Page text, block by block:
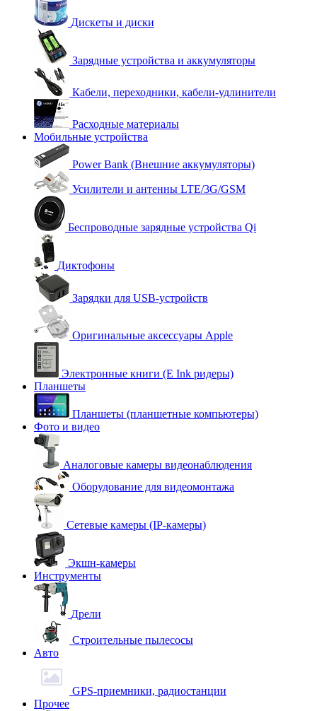
Дискеты и диски
Зарядные устройства и аккумуляторы
Кабели, переходники, кабели-удлинители
Расходные материалы
Мобильные устройства
Power Bank (Внешние аккумуляторы)
Усилители и антенны LTE/3G/GSM
Беспроводные зарядные устройства Qi
Диктофоны
Зарядки для USB-устройств
Оригинальные аксессуары Apple
Электронные книги (E Ink ридеры)
Планшеты
Планшеты (планшетные компьютеры)
Фото и видео
Аналоговые камеры видеонаблюдения
Оборудование для видеомонтажа
Сетевые камеры (IP-камеры)
Экшн-камеры
Инструменты
Дрели
Строительные пылесосы
Авто
GPS-приемники, радиостанции
Прочее